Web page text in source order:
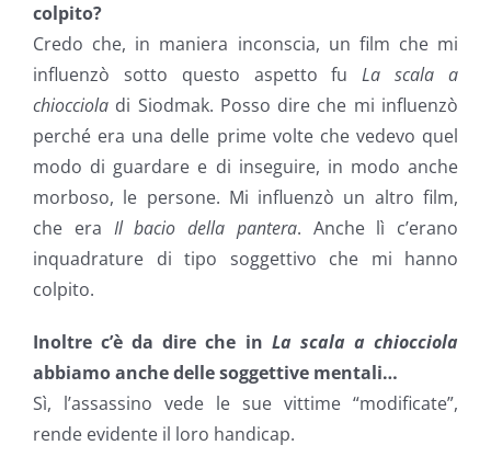
colpito?
Credo che, in maniera inconscia, un film che mi
influenzò sotto questo aspetto fuLa scala a
chiocciola di Siodmak. Posso dire che mi influenzò
perché era una delle prime volte che vedevo quel
modo di guardare e di inseguire, in modo anche
morboso, le persone. Mi influenzò un altro film,
che era Il bacio della pantera. Anche lì c’erano
inquadrature di tipo soggettivo che mi hanno
colpito.
Inoltre c’è da dire che in La scala a chiocciola
abbiamo anche delle soggettive mentali…
Sì, l’assassino vede le sue vittime “modificate”,
rende evidente il loro handicap.